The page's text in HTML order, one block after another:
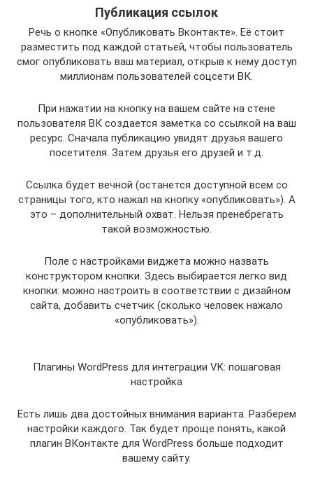
Публикация ссылок
Речь о кнопке «Опубликовать Вконтакте». Её стоит
разместить под каждой статьей, чтобы пользователь
смог опубликовать ваш материал, открыв к нему доступ
миллионам пользователей соцсети ВК.
При нажатии на кнопку на вашем сайте на стене
пользователя ВК создается заметка со ссылкой на ваш
ресурс. Сначала публикацию увидят друзья вашего
посетителя. Затем друзья его друзей и т.д.
Ссылка будет вечной (останется доступной всем со
страницы того, кто нажал на кнопку «опубликовать»). А
это – дополнительный охват. Нельзя пренебрегать
такой возможностью.
Поле с настройками виджета можно назвать
конструктором кнопки. Здесь выбирается легко вид
кнопки: можно настроить в соответствии с дизайном
сайта, добавить счетчик (сколько человек нажало
«опубликовать»).
Плагины WordPress для интеграции VK: пошаговая
настройка
Есть лишь два достойных внимания варианта. Разберем
настройки каждого. Так будет проще понять, какой
плагин ВКонтакте для WordPress больше подходит
вашему сайту.